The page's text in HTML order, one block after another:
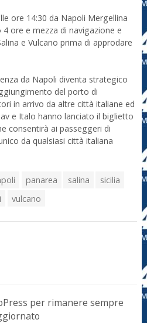
ore 14:30 da Napoli Mergellina
ore e mezza di navigazione e
e Vulcano prima di approdare
da Napoli diventa strategico
del porto di
in arrivo da altre città italiane ed
e Italo hanno lanciato il biglietto
consentirà ai passeggeri di
da qualsiasi città italiana
panarea salina
sicilia
vulcano
per rimanere sempre